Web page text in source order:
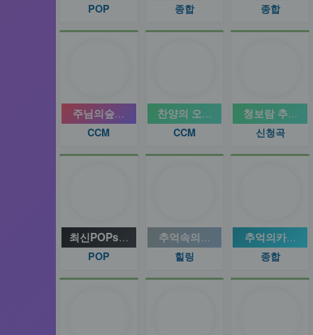
POP 종합 종합
주님의숲찬양방송국
CCM
찬양의 오솔길
CCM
청보람 추억
신청곡
최신POPs해질녘노을팝
POP
추억속의◈올드팝↖가요
힐링
추억의카페트
종합